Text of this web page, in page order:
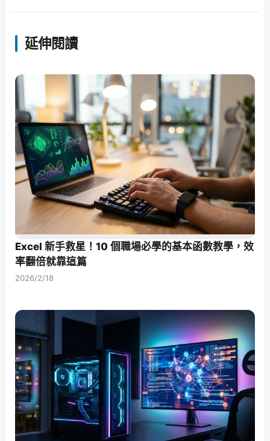
延伸閱讀
Excel 新手救星！10 個職場必學的基本函數教學，效
率翻倍就靠這篇
2026/2/18